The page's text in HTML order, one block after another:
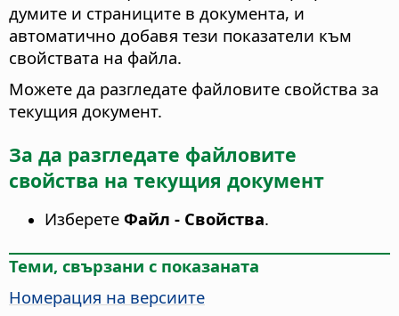
думите и страниците в документа, и
автоматично добавя тези показатели към
свойствата на файла.
Можете да разгледате файловите свойства за
текущия документ.
За да разгледате файловите
свойства на текущия документ
Изберете Файл - Свойства.
Теми, свързани с показаната
Номерация на версиите